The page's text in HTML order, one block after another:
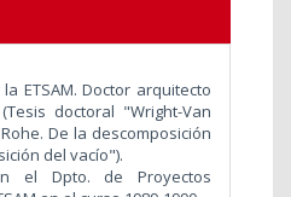
ETSAM. Doctor arquitecto
doctoral "Wright-Van
De la descomposición
del vacío").
el Dpto. de Proyectos